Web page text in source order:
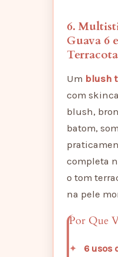
6.
Guava 6
Terracota
Um blush
com
blush,
batom,
completa
o tom
na pele
Por Que
6 usos